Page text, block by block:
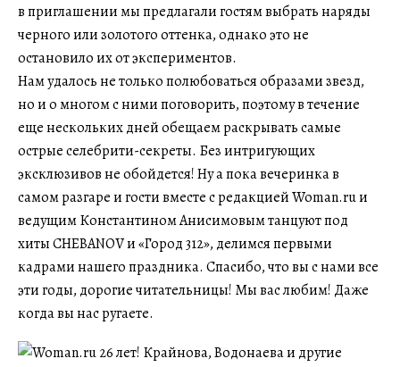
в приглашении мы предлагали гостям выбрать наряды
черного или золотого оттенка, однако это не
остановило их от экспериментов.
Нам удалось не только полюбоваться образами звезд,
но и о многом с ними поговорить, поэтому в течение
еще нескольких дней обещаем раскрывать самые
острые селебрити-секреты. Без интригующих
эксклюзивов не обойдется! Ну а пока вечеринка в
самом разгаре и гости вместе с редакцией Woman.ru и
ведущим Константином Анисимовым танцуют под
хиты CHEBANOV и «Город 312», делимся первыми
кадрами нашего праздника. Спасибо, что вы с нами все
эти годы, дорогие читательницы! Мы вас любим! Даже
когда вы нас ругаете.